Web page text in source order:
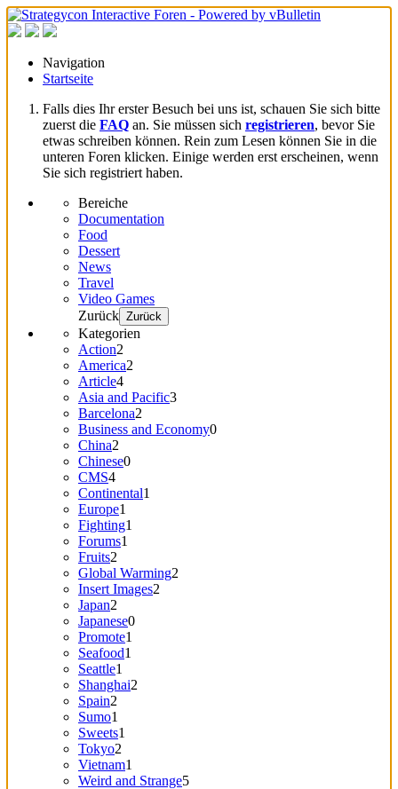
Navigation
Startseite
Falls dies Ihr erster Besuch bei uns ist, schauen Sie sich bitte
zuerst die FAQ an. Sie müssen sich registrieren, bevor Sie
etwas schreiben können. Rein zum Lesen können Sie in die
unteren Foren klicken. Einige werden erst erscheinen, wenn
Sie sich registriert haben.
Bereiche
Documentation
Food
Dessert
News
Travel
Video Games
Zurück Zurück
Kategorien
Action2
America2
Article4
Asia and Pacific3
Barcelona2
Business and Economy0
China2
Chinese0
CMS4
Continental1
Europe1
Fighting1
Forums1
Fruits2
Global Warming2
Insert Images2
Japan2
Japanese0
Promote1
Seafood1
Seattle1
Shanghai2
Spain2
Sumo1
Sweets1
Tokyo2
Vietnam1
Weird and Strange5